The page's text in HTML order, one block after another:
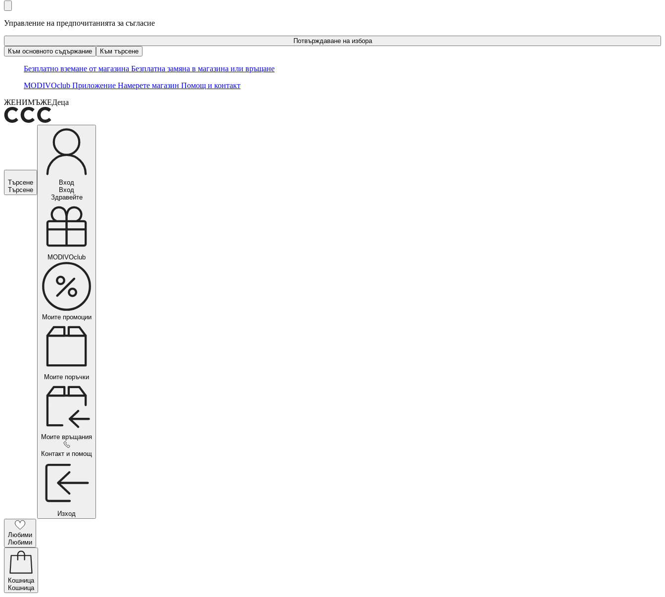
Управление на предпочитанията за съгласие
Потвърждаване на избора
Към основното съдържание
Към търсене
Безплатно вземане от магазина Безплатна замяна в магазина или връщане
MODIVOclub Приложение Намерете магазин Помощ и контакт
ЖЕНИМЪЖЕДеца
Търсене
Търсене
Вход
Вход
Здравейте
MODIVOclub
Моите промоции
Моите поръчки
Моите връщания
Контакт и помощ
Изход
Любими
Любими
Кошница
Кошница